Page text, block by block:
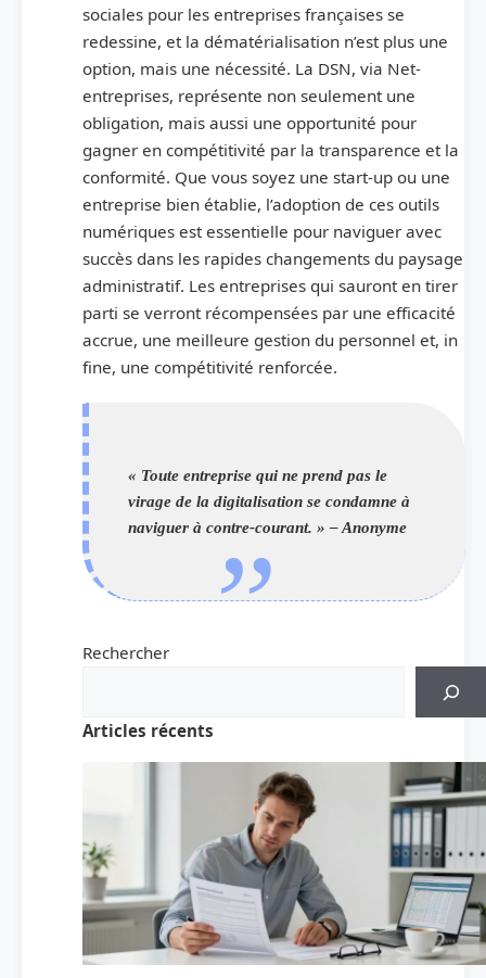
sociales pour les entreprises françaises se
redessine, et la dématérialisation n’est plus une
option, mais une nécessité. La DSN, via Net-
entreprises, représente non seulement une
obligation, mais aussi une opportunité pour
gagner en compétitivité par la transparence et la
conformité. Que vous soyez une start-up ou une
entreprise bien établie, l’adoption de ces outils
numériques est essentielle pour naviguer avec
succès dans les rapides changements du paysage
administratif. Les entreprises qui sauront en tirer
parti se verront récompensées par une efficacité
accrue, une meilleure gestion du personnel et, in
fine, une compétitivité renforcée.
« Toute entreprise qui ne prend pas le
virage de la digitalisation se condamne à
naviguer à contre-courant. » – Anonyme
Rechercher
Articles récents